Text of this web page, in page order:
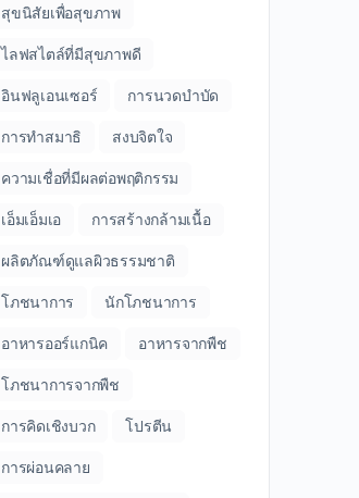
สุขนิสัยเพื่อสุขภาพ
ไลฟสไตล์ที่มีสุขภาพดี
อินฟลูเอนเซอร์ การนวดบำบัด
การทำสมาธิ สงบจิตใจ
ความเชื่อที่มีผลต่อพฤติกรรม
เอ็มเอ็มเอ การสร้างกล้ามเนื้อ
ผลิตภัณฑ์ดูแลผิวธรรมชาติ
โภชนาการ นักโภชนาการ
อาหารออร์แกนิค อาหารจากพืช
โภชนาการจากพืช
การคิดเชิงบวก โปรตีน
การผ่อนคลาย